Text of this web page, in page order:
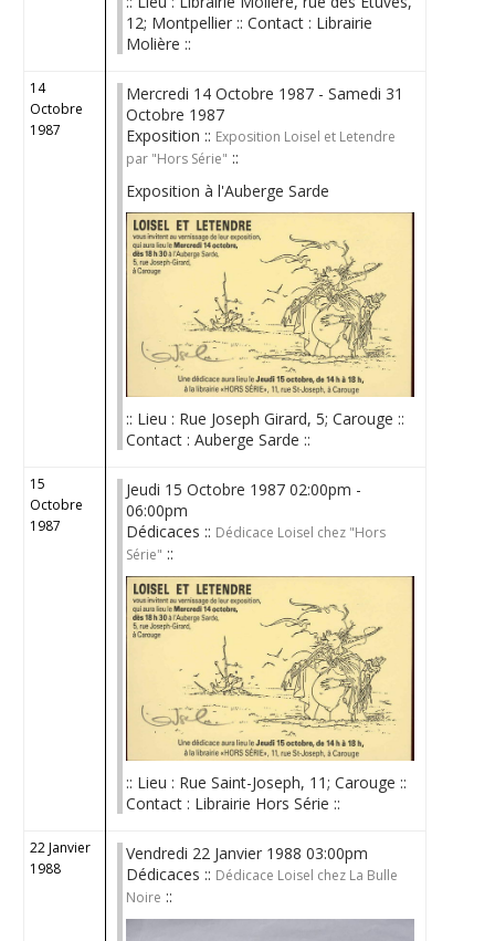
12; Montpellier :: Contact : Librairie
Molière ::
14
Octobre
1987
Mercredi 14 Octobre 1987 - Samedi 31
Octobre 1987
Exposition :: Exposition Loisel et Letendre
par "Hors Série" ::
Exposition à l'Auberge Sarde
:: Lieu : Rue Joseph Girard, 5; Carouge ::
Contact : Auberge Sarde ::
15
Octobre
1987
Jeudi 15 Octobre 1987 02:00pm -
06:00pm
Dédicaces :: Dédicace Loisel chez "Hors
Série" ::
:: Lieu : Rue Saint-Joseph, 11; Carouge ::
Contact : Librairie Hors Série ::
22 Janvier
1988
Vendredi 22 Janvier 1988 03:00pm
Dédicaces :: Dédicace Loisel chez La Bulle
Noire ::